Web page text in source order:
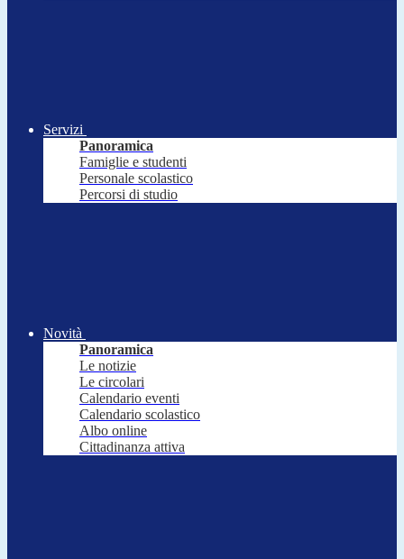
Servizi
Panoramica
Famiglie e studenti
Personale scolastico
Percorsi di studio
Novità
Panoramica
Le notizie
Le circolari
Calendario eventi
Calendario scolastico
Albo online
Cittadinanza attiva